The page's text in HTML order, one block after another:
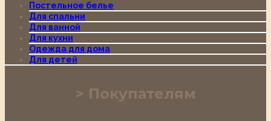
Постельное белье
Для спальни
Для ванной
Для кухни
Одежда для дома
Для детей
Покупателям